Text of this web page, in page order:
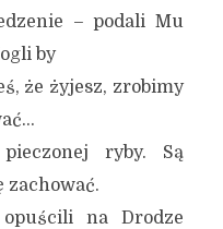
– podali Mu
by
że żyjesz, zrobimy
ryby. Są
zachować.
na Drodze